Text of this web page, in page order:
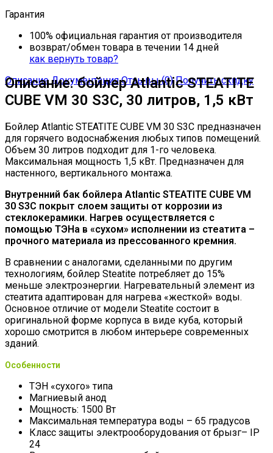
Гарантия
100% официальная гарантия от производителя
возврат/обмен товара в течении 14 дней
как вернуть товар?
Описание Документация Отзывы (0) Получить скидку
Описание: бойлер Atlantic STEATITE
CUBE VM 30 S3C, 30 литров, 1,5 кВт
Бойлер Atlantic STEATITE CUBE VM 30 S3C предназначен
для горячего водоснабжения любых типов помещений.
Объем 30 литров подходит для 1-го человека.
Максимальная мощность 1,5 кВт. Предназначен для
настенного, вертикального монтажа.
Внутренний бак бойлера Atlantic STEATITE CUBE VM
30 S3C покрыт слоем защиты от коррозии из
стеклокерамики. Нагрев осуществляется с
помощью ТЭНа в «сухом» исполнении из стеатита –
прочного материала из прессованного кремния.
В сравнении с аналогами, сделанными по другим
технологиям, бойлер Steatite потребляет до 15%
меньше электроэнергии. Нагревательный элемент из
стеатита адаптирован для нагрева «жесткой» воды.
Основное отличие от модели Steatite состоит в
оригинальной форме корпуса в виде куба, который
хорошо смотрится в любом интерьере современных
зданий.
Особенности
ТЭН «сухого» типа
Магниевый анод
Мощность: 1500 Вт
Максимальная температура воды – 65 градусов
Класс защиты электрооборудования от брызг– IP
24